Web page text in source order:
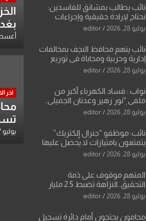
نائب يطالب بمشانق للفاسدين:
نحتاج لإرادة حقيقية وإجراءات
رادعة تمنع استمرار الاعتداء على
يوليو 28, 2026 editor
نائب يتهم محافظ النجف بمخالفات
إدارية وحزبية ومحاباة في توزيع
الأراضي
يوليو 28, 2026 editor
نواب : فساد الكهرباء أكبر من
ملفي “نور زهير وعدنان الجميلي..
نصر الله يكشف فروقات صادمة
يوليو 28, 2026 editor
نائب: موظفو “جنرال إلكتريك”
يتمتعون بامتيازات لا يحصل عليها
رئيس الوزراء ان الشركة تنظر
شروطها
يوليو 28, 2026 editor
المتهم موقوف على ذمة
التحقيق..النزاهة تضبط 2.5 مليار
دينار في منزل مسؤول بصلاح
يوليو 28, 2026 editor
محامون يحتجون أمام دائرة تسجيل
أغسطس
اخر
يوليو 27, 2026